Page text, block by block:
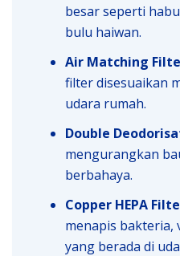
besar seperti
bulu haiwan.
Air Matching
filter disesuaikan
udara rumah.
Double
mengurangkan
berbahaya.
Copper HEPA
menapis bakteria,
yang berada di